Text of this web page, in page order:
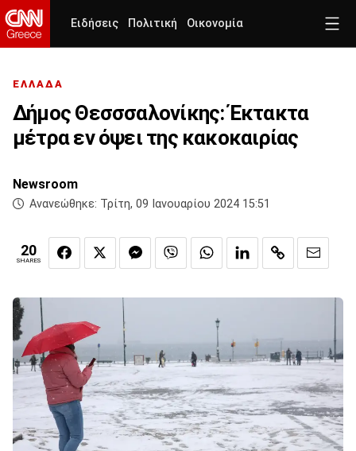
Ειδήσεις Πολιτική Οικονομία
ΕΛΛΑΔΑ
Δήμος Θεσσσαλονίκης: Έκτακτα
μέτρα εν όψει της κακοκαιρίας
Newsroom
Ανανεώθηκε: Τρίτη, 09 Ιανουαρίου 2024 15:51
20
SHARES